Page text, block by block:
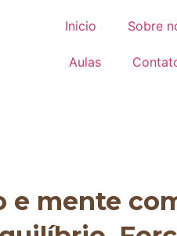
Inicio Sobre
Aulas
e mente